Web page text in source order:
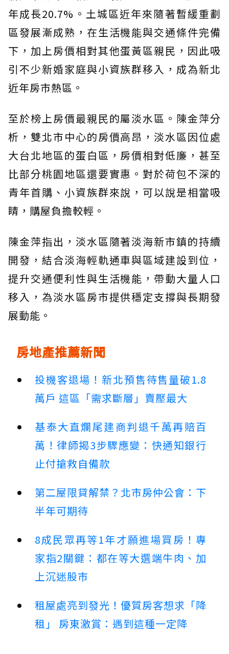
年成長20.7%。土城區近年來隨著暫緩重劃
區發展漸成熟，在生活機能與交通條件完備
下，加上房價相對其他蛋黃區親民，因此吸
引不少新婚家庭與小資族群移入，成為新北
近年房市熱區。
至於榜上房價最親民的屬淡水區。陳金萍分
析，雙北市中心的房價高昂，淡水區因位處
大台北地區的蛋白區，房價相對低廉，甚至
比部分桃園地區還要實惠。對於荷包不深的
青年首購、小資族群來說，可以說是相當吸
睛，購屋負擔較輕。
陳金萍指出，淡水區隨著淡海新市鎮的持續
開發，結合淡海輕軌通車與區域建設到位，
提升交通便利性與生活機能，帶動大量人口
移入，為淡水區房市提供穩定支撐與長期發
展動能。
房地產推薦新聞
投機客退場！新北預售待售量破1.8
萬戶 這區「需求斷層」賣壓最大
基泰大直爛尾建商判退千萬再賠百
萬！律師揭3步驟應變：快通知銀行
止付搶救自備款
第二屋限貸解禁？北市房仲公會：下
半年可期待
8成民眾再等1年才願進場買房！專
家指2關鍵：都在等大選端牛肉、加
上沉迷股市
租屋處亮到發光！優質房客想求「降
租」 房東激賞：遇到這種一定降